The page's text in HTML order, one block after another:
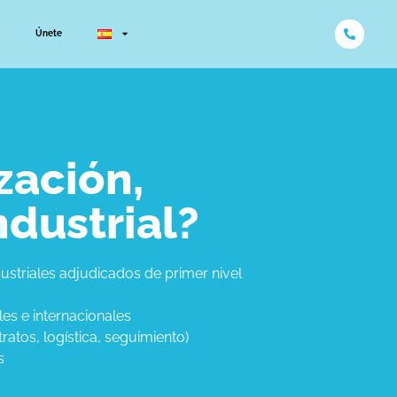
Únete
adjudicados de primer nivel
e internacionales
logística, seguimiento)